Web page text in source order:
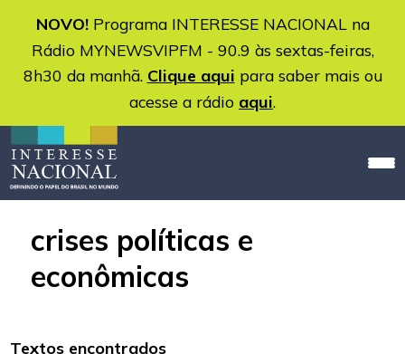
NOVO!Programa INTERESSE NACIONAL na
Rádio MYNEWSVIPFM - 90.9 às sextas-feiras,
8h30 da manhã. Clique aqui para saber mais ou
acesse a rádio aqui.
crises políticas e
econômicas
Textos encontrados